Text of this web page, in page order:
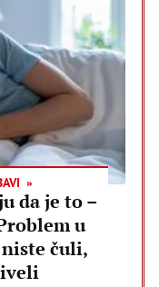
da je to –
u
čuli,